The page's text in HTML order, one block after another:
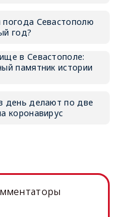
погода Севастополю
год?
в Севастополе:
памятник истории
день делают по две
коронавирус